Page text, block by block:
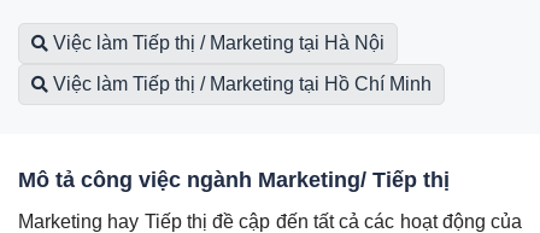
Việc làm Tiếp thị / Marketing tại Hà Nội
Việc làm Tiếp thị / Marketing tại Hồ Chí Minh
Mô tả công việc ngành Marketing/ Tiếp thị
Marketing hay Tiếp thị đề cập đến tất cả các hoạt động của